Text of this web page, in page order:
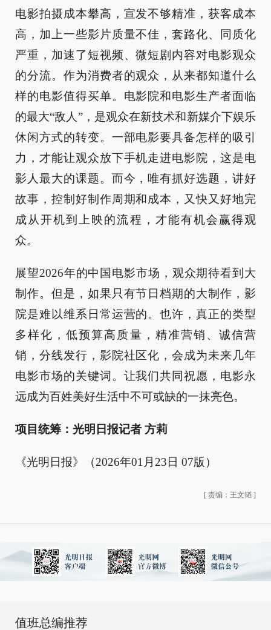
电影拍摄成本攀高，宣发不够精准，获客成本
高，加上一些影片质量不佳，套路化、同质化
严重，加速了短视频、微短剧内容对电影观众
的分流。作为消费者的观众，从来都知道什么
样的电影值得买单。电影院和电影生产者面临
的最大“敌人”，是观众在新技术和新媒介下娱乐
休闲方式的转变。一部电影要具备怎样的吸引
力，才能让观众放下手机走进电影院，这是电
影人最大的课题。而今，唯有抓好选题，讲好
故事，控制好制作周期和成本，又快又好地完
成从开机到上映的流程，才能有机会赢得观
众。
展望2026年的中国电影市场，观众期待看到大
制作。但是，如果只有节日档期的大制作，影
院是难以维系日常运营的。也许，真正的类型
多样化，低预算高质量，精准营销、诚信营
销，分线发行，影院社区化，会成为未来几年
电影市场的关键词。让我们共同祝愿，电影永
远成为百姓美好生活中不可或缺的一抹亮色。
项目统筹：光明日报记者 方莉
《光明日报》（2026年01月23日 07版）
[ 责编：王文韬 ]
值班总编推荐